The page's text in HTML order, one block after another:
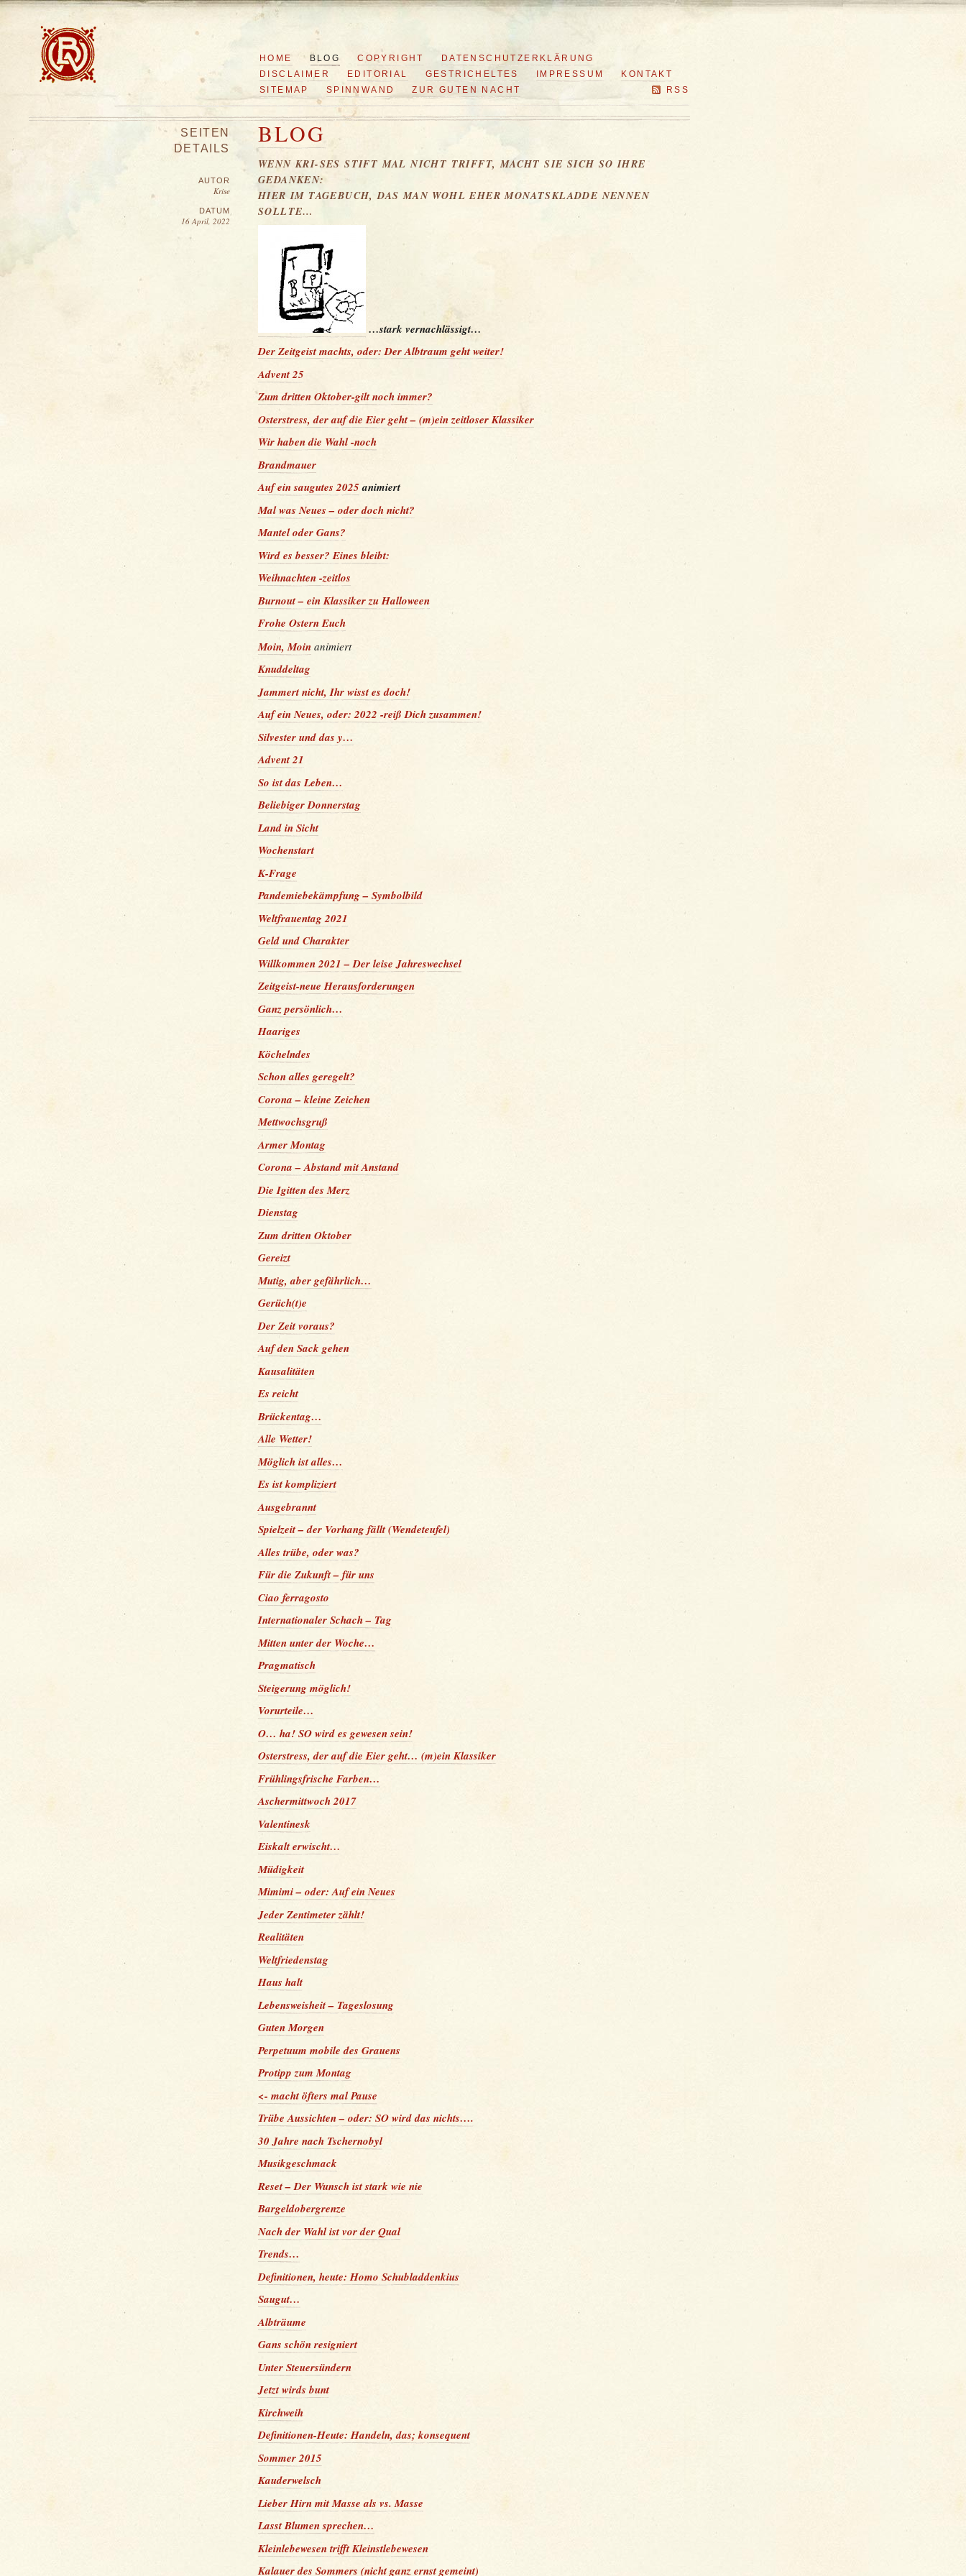
HOME BLOG COPYRIGHT
DATENSCHUTZERKLÄRUNG
DISCLAIMER
EDITORIAL GESTRICHELTES IMPRESSUM
KONTAKT
SITEMAP
SPINNWAND ZUR GUTEN NACHT RSS
SEITEN
DETAILS
AUTOR
Krise
DATUM
16 April, 2022
BLOG
WENN KRI-SES STIFT MAL NICHT TRIFFT, MACHT SIE SICH SO IHRE
GEDANKEN:
HIER IM TAGEBUCH, DAS MAN WOHL EHER MONATSKLADDE NENNEN
SOLLTE…
…stark vernachlässigt…
Der Zeitgeist machts, oder: Der Albtraum geht weiter!
Advent 25
Zum dritten Oktober-gilt noch immer?
Osterstress, der auf die Eier geht – (m)ein zeitloser Klassiker
Wir haben die Wahl -noch
Brandmauer
Auf ein saugutes 2025animiert
Mal was Neues – oder doch nicht?
Mantel oder Gans?
Wird es besser? Eines bleibt:
Weihnachten -zeitlos
Burnout – ein Klassiker zu Halloween
Frohe Ostern Euch
Moin, Moin animiert
Knuddeltag
Jammert nicht, Ihr wisst es doch!
Auf ein Neues, oder: 2022 -reiß Dich zusammen!
Silvester und das y…
Advent 21
So ist das Leben…
Beliebiger Donnerstag
Land in Sicht
Wochenstart
K-Frage
Pandemiebekämpfung – Symbolbild
Weltfrauentag 2021
Geld und Charakter
Willkommen 2021 – Der leise Jahreswechsel
Zeitgeist-neue Herausforderungen
Ganz persönlich…
Haariges
Köchelndes
Schon alles geregelt?
Corona – kleine Zeichen
Mettwochsgruß
Armer Montag
Corona – Abstand mit Anstand
Die Igitten des Merz
Dienstag
Zum dritten Oktober
Gereizt
Mutig, aber gefährlich…
Gerüch(t)e
Der Zeit voraus?
Auf den Sack gehen
Kausalitäten
Es reicht
Brückentag…
Alle Wetter!
Möglich ist alles…
Es ist kompliziert
Ausgebrannt
Spielzeit – der Vorhang fällt (Wendeteufel)
Alles trübe, oder was?
Für die Zukunft – für uns
Ciao ferragosto
Internationaler Schach – Tag
Mitten unter der Woche…
Pragmatisch
Steigerung möglich!
Vorurteile…
O… ha! SO wird es gewesen sein!
Osterstress, der auf die Eier geht… (m)ein Klassiker
Frühlingsfrische Farben…
Aschermittwoch 2017
Valentinesk
Eiskalt erwischt…
Müdigkeit
Mimimi – oder: Auf ein Neues
Jeder Zentimeter zählt!
Realitäten
Weltfriedenstag
Haus halt
Lebensweisheit – Tageslosung
Guten Morgen
Perpetuum mobile des Grauens
Protipp zum Montag
<- macht öfters mal Pause
Trübe Aussichten – oder: SO wird das nichts….
30 Jahre nach Tschernobyl
Musikgeschmack
Reset – Der Wunsch ist stark wie nie
Bargeldobergrenze
Nach der Wahl ist vor der Qual
Trends…
Definitionen, heute: Homo Schubladdenkius
Saugut…
Albträume
Gans schön resigniert
Unter Steuersündern
Jetzt wirds bunt
Kirchweih
Definitionen-Heute: Handeln, das; konsequent
Sommer 2015
Kauderwelsch
Lieber Hirn mit Masse als vs. Masse
Lasst Blumen sprechen…
Kleinlebewesen trifft Kleinstlebewesen
Kalauer des Sommers (nicht ganz ernst gemeint)